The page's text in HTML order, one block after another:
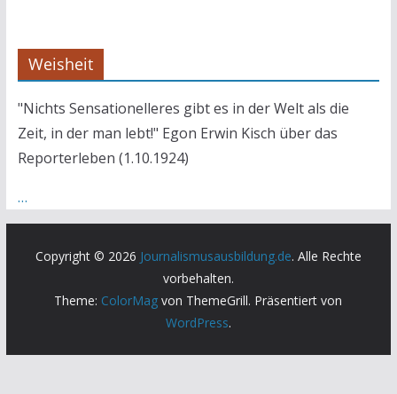
Weisheit
"Nichts Sensationelleres gibt es in der Welt als die
Zeit, in der man lebt!" Egon Erwin Kisch über das
Reporterleben (1.10.1924)
…
Copyright © 2026 Journalismusausbildung.de. Alle Rechte
vorbehalten.
Theme: ColorMag von ThemeGrill. Präsentiert von
WordPress.